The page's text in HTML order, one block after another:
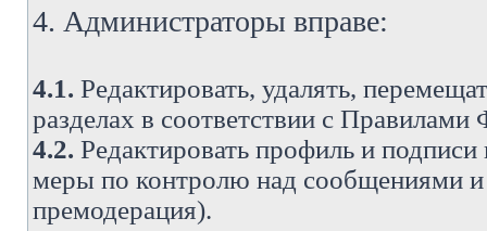
4. Администраторы вправе:
4.1. Редактировать, удалять,
разделах в соответствии с
4.2. Редактировать профиль и
меры по контролю над сообщениями
премодерация).